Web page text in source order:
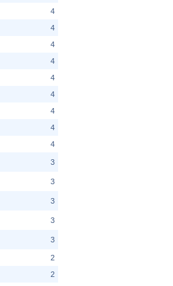
4
4
4
4
4
4
4
4
4
3
3
3
3
3
2
2